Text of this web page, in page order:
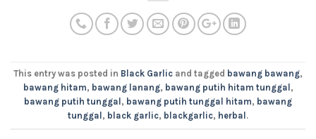
This entry was posted in Black Garlic and tagged bawang bawang,
bawang hitam, bawang lanang, bawang putih hitam tunggal ,
bawang putih tunggal , bawang putih tunggal hitam, bawang
tunggal , black garlic, blackgarlic, herbal .